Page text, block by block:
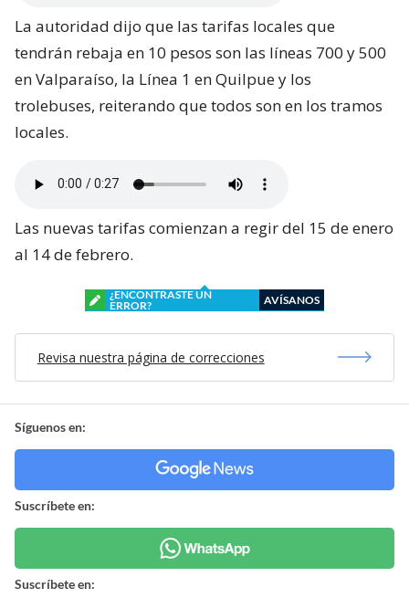
La autoridad dijo que las tarifas locales que
tendrán rebaja en 10 pesos son las líneas 700 y 500
en Valparaíso, la Línea 1 en Quilpue y los
trolebuses, reiterando que todos son en los tramos
locales.
Las nuevas tarifas comienzan a regir del 15 de enero
al 14 de febrero.
¿ENCONTRASTE UN
ERROR?
AVÍSANOS
Revisa nuestra página de correcciones
Síguenos en:
Suscríbete en:
Suscríbete en: